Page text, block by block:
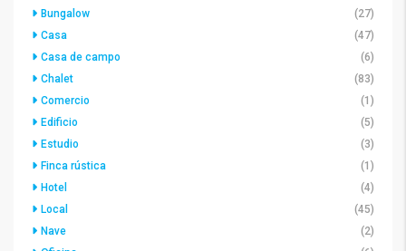
Bungalow
(27)
Casa
(47)
Casa de campo
(6)
Chalet
(83)
Comercio
(1)
Edificio
(5)
Estudio
(3)
Finca rústica
(1)
Hotel
(4)
Local
(45)
Nave
(2)